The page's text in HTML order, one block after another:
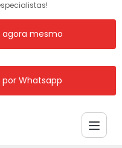
mesmo
Whatsapp